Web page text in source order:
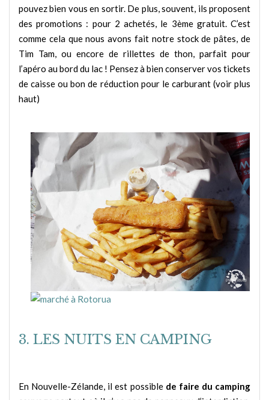
pouvez bien vous en sortir. De plus, souvent, ils proposent
des promotions : pour 2 achetés, le 3ème gratuit. C’est
comme cela que nous avons fait notre stock de pâtes, de
Tim Tam, ou encore de rillettes de thon, parfait pour
l’apéro au bord du lac ! Pensez à bien conserver vos tickets
de caisse ou bon de réduction pour le carburant (voir plus
haut)
3. LES NUITS EN CAMPING
En Nouvelle-Zélande, il est possible de faire du camping